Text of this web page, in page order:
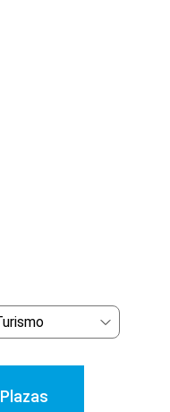
Plazas